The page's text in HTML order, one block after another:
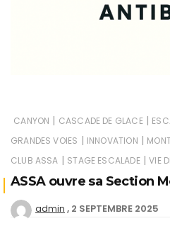
CANYON | CASCADE DE GLACE |
GRANDES VOIES | INNOVATION |
CLUB ASSA | STAGE ESCALADE | VIE
ASSA ouvre sa Section
admin 2 SEPTEMBRE 2025